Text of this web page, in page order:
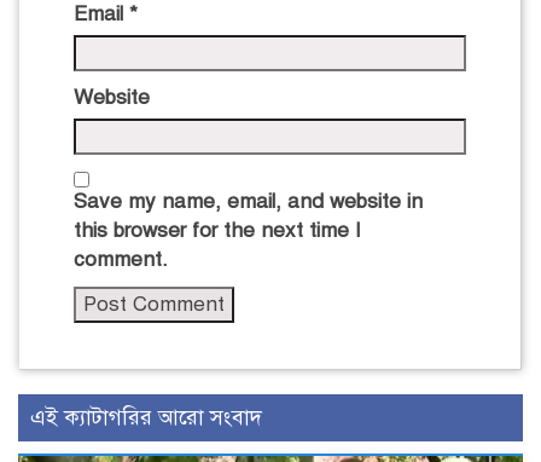
Email *
Website
Save my name, email, and website in
this browser for the next time I
comment.
এই ক্যাটাগরির আরো সংবাদ